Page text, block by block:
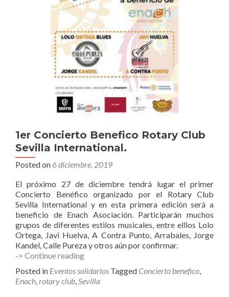
1er Concierto Benefico Rotary Club
Sevilla International.
Posted on 6 diciembre, 2019
El próximo 27 de diciembre tendrá lugar el primer
Concierto Benéfico organizado por el Rotary Club
Sevilla International y en esta primera edición será a
beneficio de Enach Asociación. Participarán muchos
grupos de diferentes estilos musicales, entre elllos Lolo
Ortega, Javi Huelva, A Contra Punto, Arrabales, Jorge
Kandel, Calle Pureza y otros aún por confirmar.
-> Continue reading1er
Benefico
Rotary
Posted in Eventos solidarios Tagged Concierto benefico,
Enach,rotary club,Sevilla